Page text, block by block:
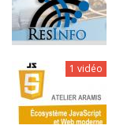
1 vidéo